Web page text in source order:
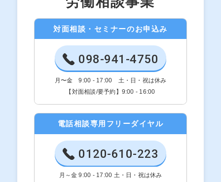
対面相談・セミナーのお申込み
098-941-4750
月〜金 9:00 - 17:00 土・日・祝は休み
【対面相談/要予約】9:00 - 16:00
電話相談専用フリーダイヤル
0120-610-223
月～金 9:00 - 17:00 土・日・祝は休み